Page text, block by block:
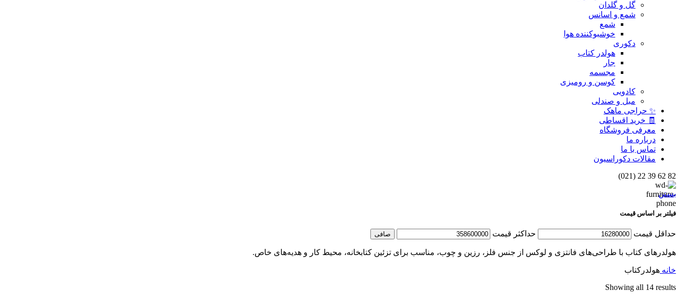
گل و گلدان
شمع و اسانس
شمع
خوشبوکننده هوا
دکوری
هولدر کتاب
جار
مجسمه
کوسن و رومیزی
کادویی
مبل و صندلی
✨ حراجی ماهک
🧾 خرید اقساطی
معرفی فروشگاه
درباره ما
تماس با ما
مقالات دکوراسیون
82 62 39 22 (021)
بستن
فیلتر بر اساس قیمت
حداقل قیمت حداكثر قيمت صافی
هولدرهای کتاب با طراحی‌های فانتزی و لوکس از جنس فلز، رزین و چوب، مناسب برای تزئین کتابخانه، محیط کار و هدیه‌های خاص.
خانه هولدرکتاب
Showing all 14 results